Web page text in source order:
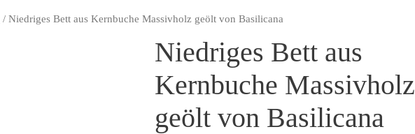
/ Niedriges Bett aus Kernbuche Massivholz geölt von Basilicana
Niedriges Bett aus
Kernbuche Massivholz
geölt von Basilicana